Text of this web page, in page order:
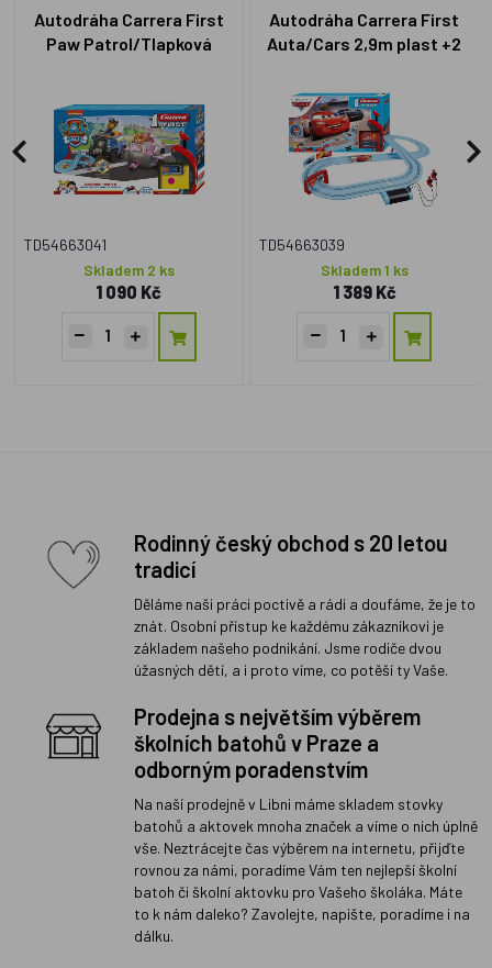
Autodráha Carrera First
Paw Patrol/Tlapková
50x30x7cm
TD54663041
Skladem 2 ks
1 090 Kč
Autodráha Carrera First
Auta/Cars 2,9m plast +2
50x30x7cm
TD54663039
Skladem 1 ks
1 389 Kč
Rodinný český obchod s 20 letou
tradicí
Děláme naši práci poctivě a rádi a doufáme, že je to
znát. Osobní přístup ke každému zákazníkovi je
základem našeho podnikání. Jsme rodiče dvou
úžasných dětí, a i proto víme, co potěší ty Vaše.
Prodejna s největším výběrem
školních batohů v Praze a
odborným poradenstvím
Na naší prodejně v Libni máme skladem stovky
batohů a aktovek mnoha značek a víme o nich úplně
vše. Neztrácejte čas výběrem na internetu, přijďte
rovnou za námi, poradíme Vám ten nejlepší školní
batoh či školní aktovku pro Vašeho školáka. Máte
to k nám daleko? Zavolejte, napište, poradíme i na
dálku.